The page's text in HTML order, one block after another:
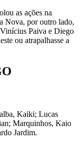
as ações na
Nova, por outro lado,
Paiva e Diego
ou atrapalhasse a
Kaiki; Lucas
Marquinhos, Kaio
Jardim.